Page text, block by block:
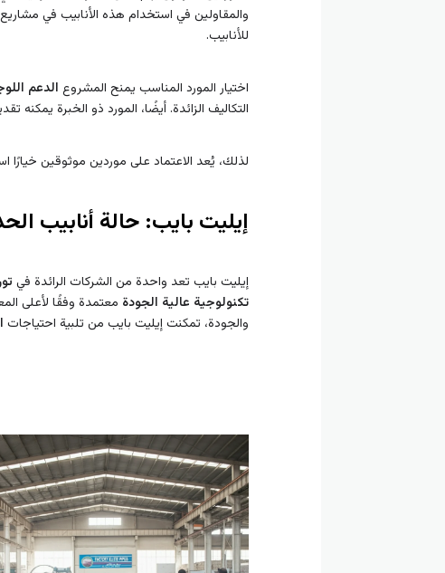
والمقاولين في استخدام هذه الأنابيب في مشاريع
للأنابيب.
اختيار المورد المناسب يمنح المشروع الدعم
التكاليف الزائدة. أيضًا، المورد ذو الخبرة يمكنه
لذلك، يُعد الاعتماد على موردين موثوقين خيارًا
إيليت بايب: حالة أنابيب
إيليت بايب تعد واحدة من الشركات الرائدة في
تكنولوجية عالية الجودة معتمدة وفقًا لأعلى
والجودة، تمكنت إيليت بايب من تلبية احتياجات